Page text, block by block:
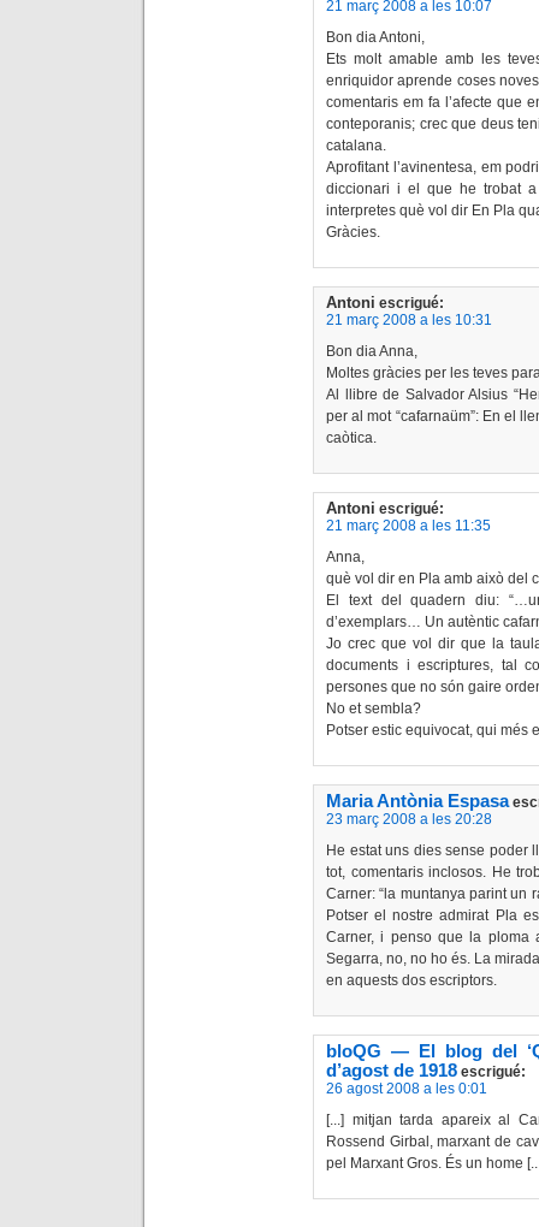
21 març 2008 a les 10:07
Bon dia Antoni,
Ets molt amable amb les
enriquidor aprende coses
comentaris em fa l’afecte que
conteporanis; crec que deus
catalana.
Aprofitant l’avinentesa, em
diccionari i el que he trobat
interpretes què vol dir En Pla
Gràcies.
Antoni escrigué:
21 març 2008 a les 10:31
Bon dia Anna,
Moltes gràcies per les teves
Al llibre de Salvador Alsius
per al mot “cafarnaüm”: En el
caòtica.
Antoni escrigué:
21 març 2008 a les 11:35
Anna,
què vol dir en Pla amb això del
El text del quadern diu:
d’exemplars… Un autèntic
Jo crec que vol dir que la
documents i escriptures, tal
persones que no són gaire
No et sembla?
Potser estic equivocat, qui més
Maria Antònia Espasa
23 març 2008 a les 20:28
He estat uns dies sense poder
tot, comentaris inclosos. He
Carner: “la muntanya parint un
Potser el nostre admirat Pla
Carner, i penso que la
Segarra, no, no ho és. La
en aquests dos escriptors.
bloQG — El blog del
d’agost de 1918 escrigué:
26 agost 2008 a les 0:01
[...] mitjan tarda apareix al
Rossend Girbal, marxant de
pel Marxant Gros. És un home